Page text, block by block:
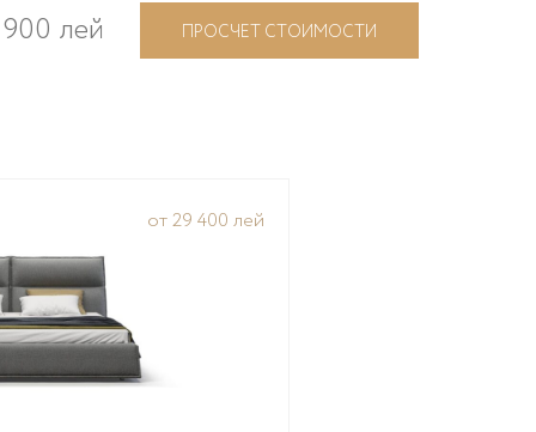
лей ПРОСЧЕТ СТОИМОСТИ
от 29 400 лей